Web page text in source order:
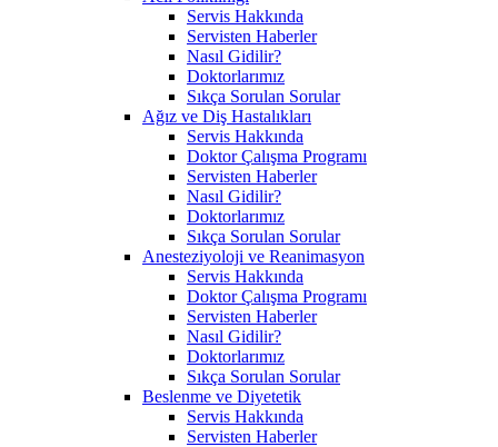
Servis Hakkında
Servisten Haberler
Nasıl Gidilir?
Doktorlarımız
Sıkça Sorulan Sorular
Ağız ve Diş Hastalıkları
Servis Hakkında
Doktor Çalışma Programı
Servisten Haberler
Nasıl Gidilir?
Doktorlarımız
Sıkça Sorulan Sorular
Anesteziyoloji ve Reanimasyon
Servis Hakkında
Doktor Çalışma Programı
Servisten Haberler
Nasıl Gidilir?
Doktorlarımız
Sıkça Sorulan Sorular
Beslenme ve Diyetetik
Servis Hakkında
Servisten Haberler